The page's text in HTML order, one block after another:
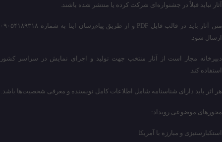
آثار نباید قبلاً در جشنواره‌ای شرکت کرده یا منتشر شده باشند.
متن آثار باید در قالب فایل PDF و از طریق پیام‌رسان ایتا به شماره ۰۹۰۵۴۱۸۹۳۱۸
ارسال شود.
دبیرخانه مجاز است از آثار منتخب جهت تولید و اجرای نمایش در سراسر کشور
استفاده کند.
هر اثر باید دارای شناسنامه شامل اطلاعات کامل نویسنده و معرفی شخصیت‌ها باشد.
محورهای موضوعی رویداد:
استکبارستیزی و مبارزه با آمریکا